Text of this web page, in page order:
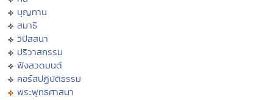
บุญทาน
สมาธิ
วิปัสสนา
ปริวาสกรรม
ฟังสวดมนต์
คอร์สปฏิบัติธรรม
พระพุทธศาสนา